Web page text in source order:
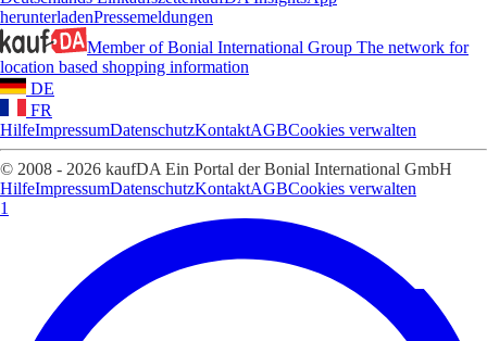
herunterladenPressemeldungen
Member of Bonial International Group The network for
location based shopping information
DE
FR
HilfeImpressumDatenschutzKontaktAGBCookies verwalten
© 2008 - 2026 kaufDA Ein Portal der Bonial International GmbH
HilfeImpressumDatenschutzKontaktAGBCookies verwalten
1